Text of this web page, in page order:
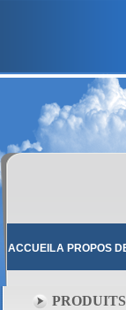
ACCUEILA PROPOS